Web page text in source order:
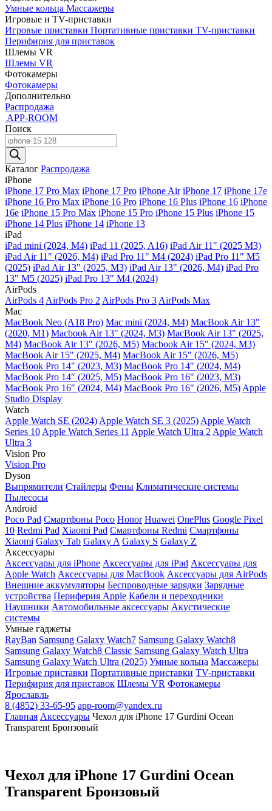
Умные кольца Массажеры
Игровые и TV-приставки
Игровые приставки Портативные приставки TV-приставки
Перифирия для приставок
Шлемы VR
Шлемы VR
Фотокамеры
Фотокамеры
Дополнительно
Распродажа
APP-ROOM
Поиск
Поиск
товаров
Каталог Распродажа
iPhone
iPhone 17 Pro Max iPhone 17 Pro iPhone Air iPhone 17 iPhone 17e
iPhone 16 Pro Max iPhone 16 Pro iPhone 16 Plus iPhone 16 iPhone
16e iPhone 15 Pro Max iPhone 15 Pro iPhone 15 Plus iPhone 15
iPhone 14 Plus iPhone 14 iPhone 13
iPad
iPad mini (2024, M4) iPad 11 (2025, A16) iPad Air 11" (2025 M3)
iPad Air 11" (2026, M4) iPad Pro 11" M4 (2024) iPad Pro 11" M5
(2025) iPad Air 13" (2025, M3) iPad Air 13" (2026, M4) iPad Pro
13" M5 (2025) iPad Pro 13" M4 (2024)
AirPods
AirPods 4 AirPods Pro 2 AirPods Pro 3 AirPods Max
Mac
MacBook Neo (A18 Pro) Mac mini (2024, M4) MacBook Air 13"
(2020, M1) Macbook Air 13" (2024, M3) MacBook Air 13" (2025,
M4) MacBook Air 13″ (2026, M5) Macbook Air 15" (2024, M3)
MacBook Air 15" (2025, M4) MacBook Air 15″ (2026, M5)
MacBook Pro 14" (2023, M3) MacBook Pro 14″ (2024, M4)
MacBook Pro 14″ (2025, M5) MacBook Pro 16" (2023, M3)
MacBook Pro 16″ (2024, M4) MacBook Pro 16" (2026, M5) Apple
Studio Display
Watch
Apple Watch SE (2024) Apple Watch SE 3 (2025) Apple Watch
Series 10 Apple Watch Series 11 Apple Watch Ultra 2 Apple Watch
Ultra 3
Vision Pro
Vision Pro
Dyson
Выпрямители Стайлеры Фены Климатические системы
Пылесосы
Android
Poco Pad Смартфоны Poco Honor Huawei OnePlus Google Pixel
10 Redmi Pad Xiaomi Pad Смартфоны Redmi Смартфоны
Xiaomi Galaxy Tab Galaxy A Galaxy S Galaxy Z
Аксессуары
Аксессуары для iPhone Аксессуары для iPad Аксессуары для
Apple Watch Аксессуары для MacBook Аксессуары для AirPods
Внешние аккумуляторы Беспроводные зарядки Зарядные
устройства Периферия Apple Кабели и переходники
Наушники Автомобильные аксессуары Акустические
системы
Умные гаджеты
RayBan Samsung Galaxy Watch7 Samsung Galaxy Watch8
Samsung Galaxy Watch8 Classic Samsung Galaxy Watch Ultra
Samsung Galaxy Watch Ultra (2025) Умные кольца Массажеры
Игровые приставки Портативные приставки TV-приставки
Перифирия для приставок Шлемы VR Фотокамеры
Ярославль
8 (4852) 33-65-95 app-room@yandex.ru
Главная Аксессуары Чехол для iPhone 17 Gurdini Ocean
Transparent Бронзовый
Чехол для iPhone 17 Gurdini Ocean
Transparent Бронзовый